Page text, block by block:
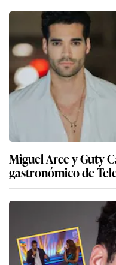
Miguel Arce y Guty
gastronómico de